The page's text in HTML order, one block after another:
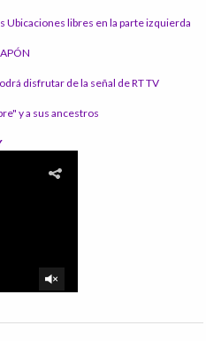
Ubicaciones libres en la parte izquierda
disfrutar de la señal de RT TV
y a sus ancestros